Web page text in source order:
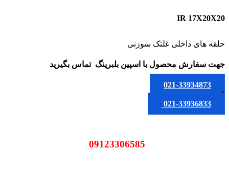
IR 17X20X20
حلقه های داخلی غلتک سوزنی
جهت سفارش محصول با اسپین بلبرینگ تماس بگیرید
021-33934873
یا
021-33936833